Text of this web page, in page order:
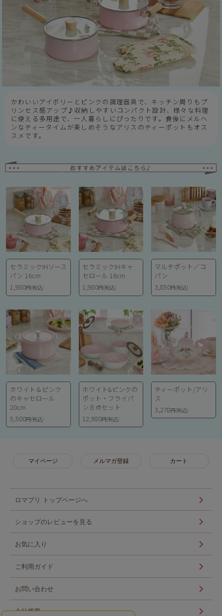
かわいいアイボリーとピンクの調理器具で、キッチン周りもプ
リンセス感アップ♪収納しやすいコンパクト設計、様々な料理
に使える多用途で、一人暮らしにぴったりです。食後にメルヘ
ンなティータイムが楽しめそうなアリスのティーポットもオス
スメです。
セラミックIHソース
パン 16cm
1,980円(税込)
セラミックIHキャ
セロール 16cm
1,980円(税込)
マルチポット／コ
パン
3,850円(税込)
ホワイト＆ピンク
のキャセロール
20cm
5,500円(税込)
ホワイト&ピンクの
ポット・フライパ
ン８点セット
12,980円(税込)
ティーポット/アリ
ス
3,278円(税込)
マイページ メルマガ登録 カート
ロマプリ トップページへ
ショップのレビューを見る
お気に入り
ご利用ガイド
お問い合わせ
会社概要